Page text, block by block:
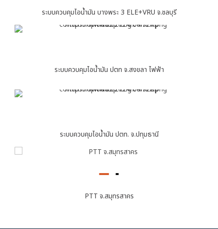
ระบบควบคุมไอน้ำมัน บางพระ 3 ELE+VRU จ.ชลบุรี
ระบบควบคุมไอน้ำมัน ปตท จ.สงขลา ไฟฟ้า
ระบบควบคุมไอน้ำมัน ปตท. จ.ปทุมธานี
PTT จ.สมุทรสาคร